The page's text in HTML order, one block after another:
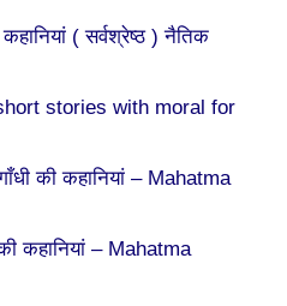
( सर्वश्रेष्ठ ) नैतिक
stories with moral for
गाँधी की कहानियां – Mahatma
की कहानियां – Mahatma